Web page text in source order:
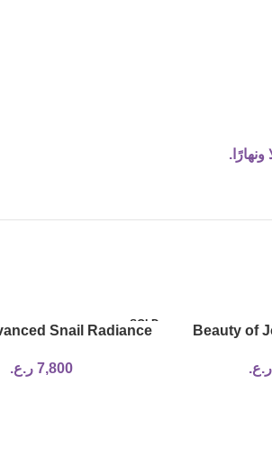
Beauty of
ر.ع.
SOLD
OUT
Snail Radiance
7,800 ر.ع.